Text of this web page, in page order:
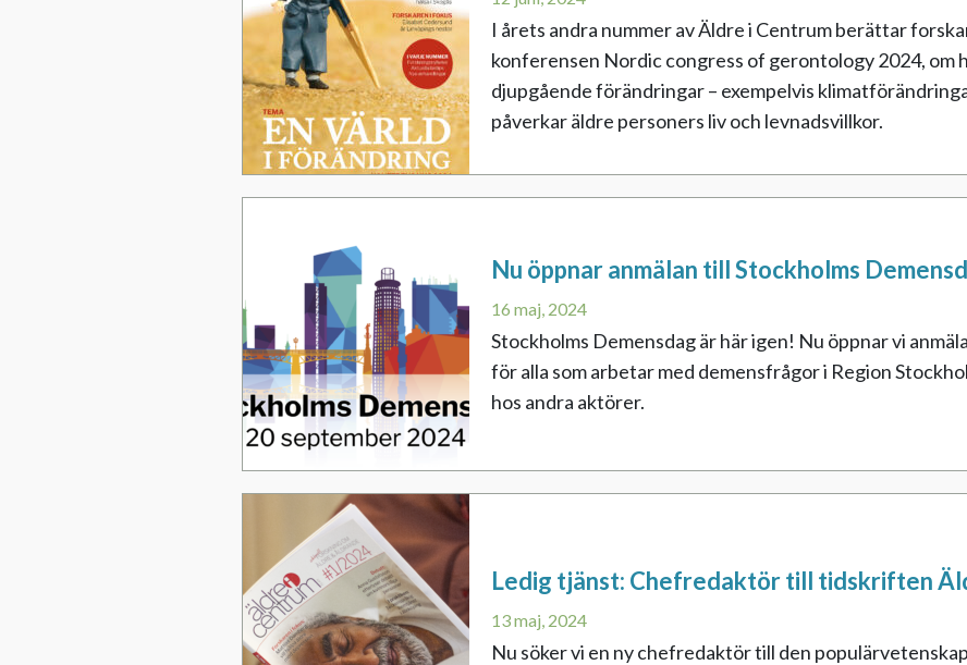
I årets andra nummer av Äldre i Centrum berättar
konferensen Nordic congress of gerontology 2024, om
djupgående förändringar – exempelvis
påverkar äldre personers liv och levnadsvillkor.
Nu öppnar anmälan till Stockholms
16 maj, 2024
Stockholms Demensdag är här igen! Nu öppnar vi
för alla som arbetar med demensfrågor i Region
hos andra aktörer.
Ledig tjänst: Chefredaktör till tidskriften
13 maj, 2024
Nu söker vi en ny chefredaktör till den